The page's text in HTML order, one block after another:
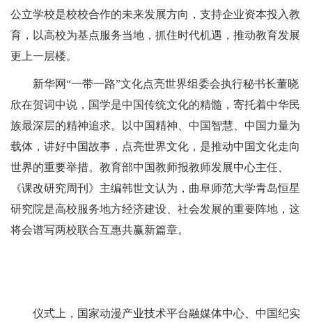
公立学校是校校合作的未来发展方向，支持企业资本投入教
育，以高校为基点服务当地，抓住时代机遇，推动教育发展
更上一层楼。
新华网“一带一路”文化点亮世界组委会执行秘书长董晓
欣在贺词中说，国学是中国传统文化的精髓，寄托着中华民
族最深层的精神追求。以中国精神、中国智慧、中国力量为
载体，讲好中国故事，点亮世界文化，是推动中国文化走向
世界的重要举措。教育部中国教师报教师发展中心主任、
《课改研究周刊》主编韩世文认为，曲阜师范大学青岛恒星
研究院是高校服务地方经济建设、社会发展的重要阵地，这
将会谱写两校联合互惠共赢新篇章。
仪式上，国家动漫产业技术平台融媒体中心、中国纪实